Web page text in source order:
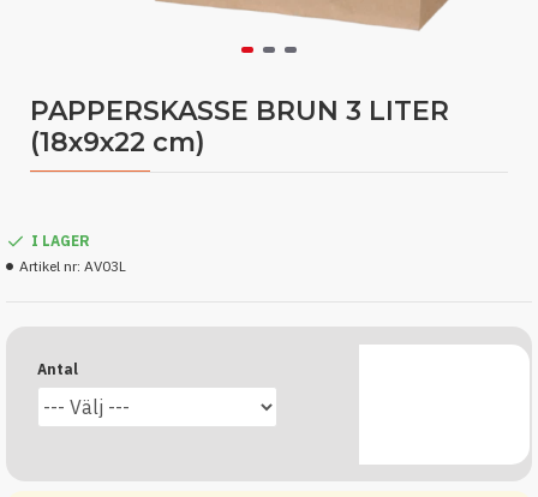
PAPPERSKASSE BRUN 3 LITER
(18x9x22 cm)
I LAGER
Artikel nr: AV03L
Antal